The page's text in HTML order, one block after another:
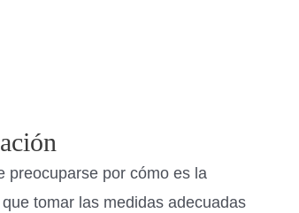
preocuparse por cómo es la
tomar las medidas adecuadas